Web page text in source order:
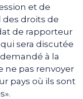
et de
des droits de
de rapporteur
sera discutée
à la
pas renvoyer
pays où ils sont